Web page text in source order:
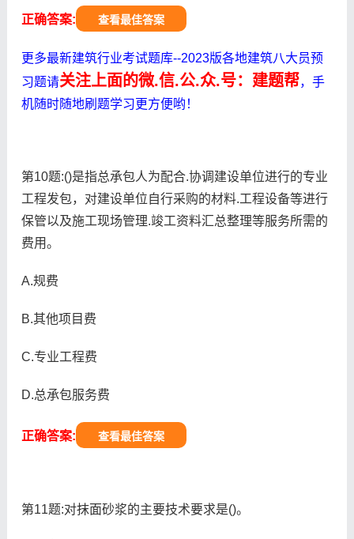
正确答案: 查看最佳答案
更多最新建筑行业考试题库--2023版各地建筑八大员预
习题请关注上面的微.信.公.众.号：建题帮，手
机随时随地刷题学习更方便哟！
第10题:()是指总承包人为配合.协调建设单位进行的专业
工程发包，对建设单位自行采购的材料.工程设备等进行
保管以及施工现场管理.竣工资料汇总整理等服务所需的
费用。
A.规费
B.其他项目费
C.专业工程费
D.总承包服务费
正确答案: 查看最佳答案
第11题:对抹面砂浆的主要技术要求是()。